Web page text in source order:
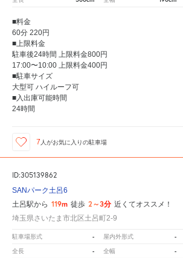
■料金
60分 220円
■上限料金
駐車後24時間 上限料金800円
17:00〜10:00 上限料金400円
■駐車サイズ
大型可 ハイルーフ可
■入出庫可能時間
24時間
7 人がお気に入りの駐車場
ID:305139862
SANパーク土呂6
土呂駅から 119m 徒歩 2～3分 近くてオススメ！
埼玉県さいたま市北区土呂町2-9
駐車場形式 - 屋内外形式 -
全長 - 全幅 -